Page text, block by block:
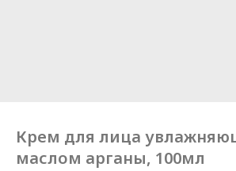
Крем для лица
маслом арганы, 100мл